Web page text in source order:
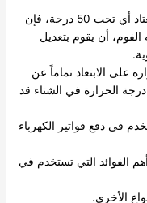
لأنه إذا كانت درجة الحرارة مثل المعتاد أي تحت 50 درجة، فإن
أن يقوم بتعديل
على الابتعاد تماماً عن
الحرارة في الشتاء قد
في دفع فواتير الكهرباء
الفوائد التي تستخدم في
الأخرى.